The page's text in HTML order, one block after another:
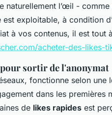
naturellement l’œil -
exploitable, à condition
à vos contenus, il est tout
acheter-des-likes-
sortir de l'anonymat
fonctionne selon une
dans les premières
de likes rapides est